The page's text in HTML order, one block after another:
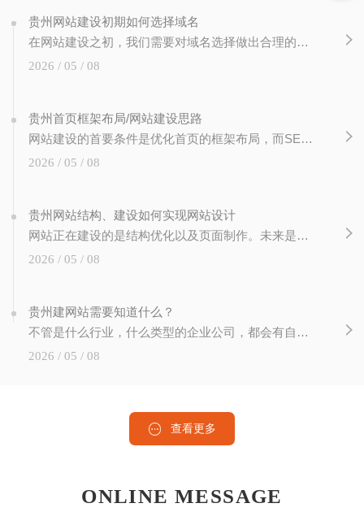
出，节省用户的搜索时间。那
候，与
贵州网站建设初期如何选择域名
在网站建设之初，我们需要对域名选择做出合理的选择。域名选择不会影响SEO优化吗？这不是..的。重要的是要知道用户搜索网站页面并不是完全通过关键词进入的。一个值得记忆的..域名用户会直接输出，节省用户的搜索时间。那我们在网站建设之初如何选择域名呢？让我们先知道！一、域名的品牌效应域名是网站的网址，所以在选择域名的时候，与
2026 / 05 / 08
贵州首页框架布局/网站建设思路
网站建设的首要条件是优化首页的框架布局，而SEO优化的结果大多是首页参与排名，所以首页的框架布局可以有效引导用户深入网站进行指导，那么对于首页的框架布局应该注意哪些点呢？给你的一个想法！优化的目的是通过页面的设计有效提升网站的用户体验和粘性，高质量的页面具有时效性和权威性。所以，对于首页的框架布局，有必要做以下的思维布
2026 / 05 / 08
贵州网站结构、建设如何实现网站设计
网站正在建设的是结构优化以及页面制作。未来是如何通过页面的布局来改善网站的设计。页面需要实现的是内容的召唤。网站需要定义自己的网站设计和结构设计。构造如此简单，但思维的操作却很难做到。优化的目的是使用可以改善体验的设计。一.网站的内容和实施：1.根据网站目的确定网站结构导航。一般企业网站应包括：公司简介、企业动态、产品
2026 / 05 / 08
贵州建网站需要知道什么？
不管是什么行业，什么类型的企业公司，都会有自己的网站。在这个互联网技术飞速发展的时代。网站建设已经成为网络发展的重要组成部分。站长做网站要注意哪些方面？如何建设网站才能有效运营和推广？我们在建设的时候需要注意的..个问题就是域名的选择。选择域名时，简短好记是基本要求。如果要推广产品，..在域名中包含主要产品的关键词。如
2026 / 05 / 08
查看更多
ONLINE MESSAGE